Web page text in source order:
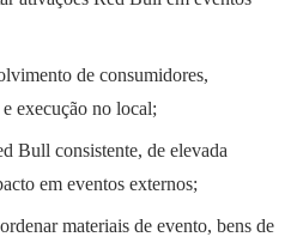
de consumidores,
execução no local;
Bull consistente, de elevada
em eventos externos;
materiais de evento, bens de